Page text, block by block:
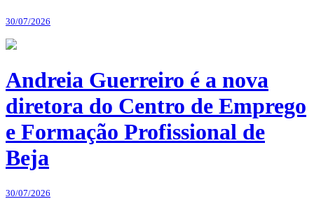
30/07/2026
Andreia Guerreiro é a nova
diretora do Centro de Emprego
e Formação Profissional de
Beja
30/07/2026